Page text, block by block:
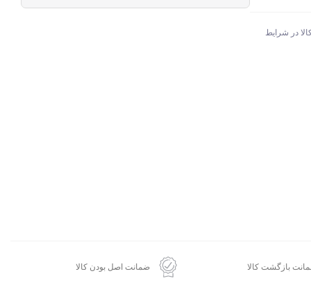
در شرایط
بازگشت کالا ضمانت اصل بودن کالا